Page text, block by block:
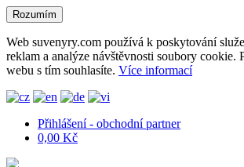
Rozumím
Web suvenyry.com používá k poskytování
reklam a analýze návštěvnosti soubory cookie.
webu s tím souhlasíte. Více informací
Přihlášení - obchodní partner
0,00 Kč